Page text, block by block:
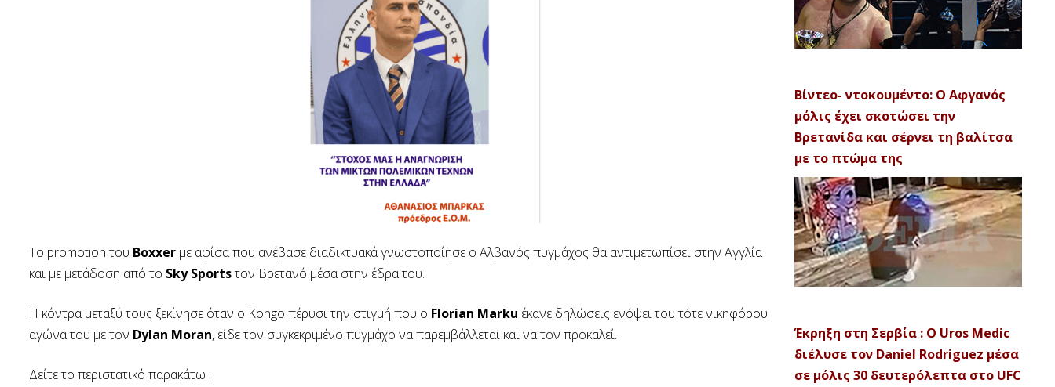
Το promotion του Boxxer με αφίσα που ανέβασε διαδικτυακά γνωστοποίησε ο Αλβανός πυγμάχος θα αντιμετωπίσει στην Αγγλία
και με μετάδοση από το Sky Sportsτον Βρετανό μέσα στην έδρα του.
Η κόντρα μεταξύ τους ξεκίνησε όταν ο Kongo πέρυσι την στιγμή που ο Florian Marku έκανε δηλώσεις ενόψει του τότε νικηφόρου
αγώνα του με τον Dylan Moran, είδε τον συγκεκριμένο πυγμάχο να παρεμβάλλεται και να τον προκαλεί.
Δείτε το περιστατικό παρακάτω :
Βίντεο- ντοκουμέντο: Ο Αφγανός
μόλις έχει σκοτώσει την
Βρετανίδα και σέρνει τη βαλίτσα
με το πτώμα της
Έκρηξη στη Σερβία : Ο Uros Medic
διέλυσε τον Daniel Rodriguez μέσα
σε μόλις 30 δευτερόλεπτα στο UFC